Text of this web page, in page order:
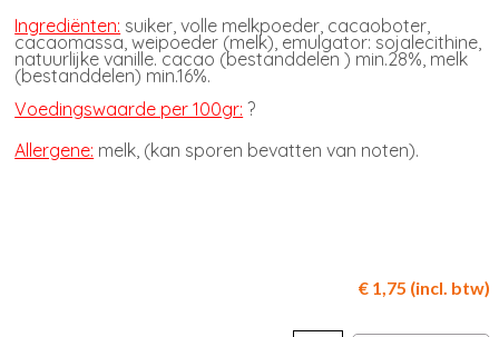
Ingrediënten: suiker, volle melkpoeder, cacaoboter,
cacaomassa, weipoeder (melk), emulgator: sojalecithine,
natuurlijke vanille. cacao (bestanddelen ) min.28%, melk
(bestanddelen) min.16%.
Voedingswaarde per 100gr: ?
Allergene: melk, (kan sporen bevatten van noten).
€ 1,75 (incl. btw)